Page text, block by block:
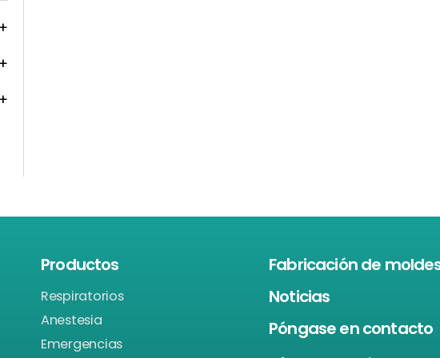
Productos
Respiratorios
Anestesia
Emergencias
Fabricación de
Noticias
Póngase en contacto